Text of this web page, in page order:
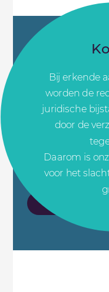
Vermoedt
Wilt u weten
bent? Neem
Wij luisteren
Daarna
stappen.
Bespreek uw
Bij erkende
worden de
juridische
door de
Daarom is
voor het